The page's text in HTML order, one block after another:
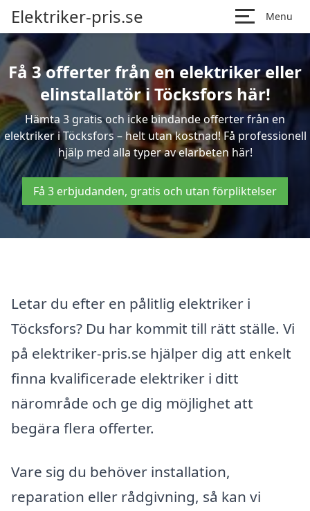
Elektriker-pris.se Menu
Få 3 offerter från en elektriker eller
elinstallatör i Töcksfors här!
Hämta 3 gratis och icke bindande offerter från en
elektriker i Töcksfors – helt utan kostnad! Få professionell
hjälp med alla typer av elarbeten här!
Få 3 erbjudanden, gratis och utan förpliktelser
Letar du efter en pålitlig elektriker i
Töcksfors? Du har kommit till rätt ställe. Vi
på elektriker-pris.se hjälper dig att enkelt
finna kvalificerade elektriker i ditt
närområde och ge dig möjlighet att
begära flera offerter.
Vare sig du behöver installation,
reparation eller rådgivning, så kan vi